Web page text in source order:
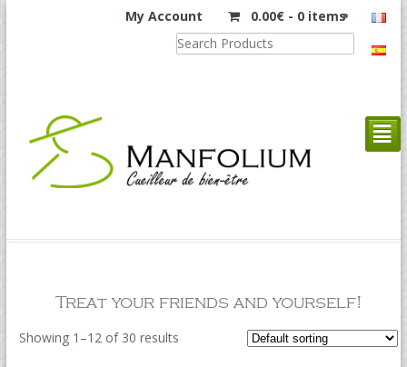
My Account 0.00€ - 0 items
²
Treat your friends and yourself!
Showing 1–12 of 30 results